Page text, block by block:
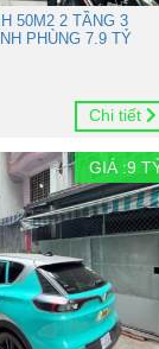
50M2 2 TẦNG 3
PHÙNG 7.9 TỶ
Chi tiết
GIÁ :9